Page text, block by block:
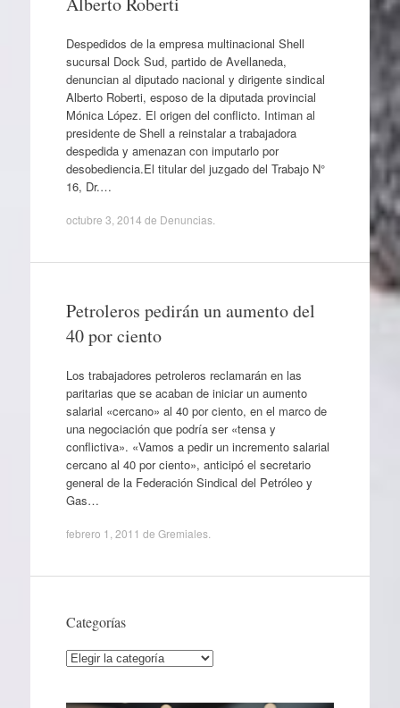
Despedidos de la empresa multinacional Shell
sucursal Dock Sud, partido de Avellaneda,
denuncian al diputado nacional y dirigente sindical
Alberto Roberti, esposo de la diputada provincial
Mónica López. El origen del conflicto. Intiman al
presidente de Shell a reinstalar a trabajadora
despedida y amenazan con imputarlo por
desobediencia.El titular del juzgado del Trabajo N°
16, Dr.…
octubre 3, 2014 de Denuncias.
Petroleros pedirán un aumento del
40 por ciento
Los trabajadores petroleros reclamarán en las
paritarias que se acaban de iniciar un aumento
salarial «cercano» al 40 por ciento, en el marco de
una negociación que podría ser «tensa y
conflictiva». «Vamos a pedir un incremento salarial
cercano al 40 por ciento», anticipó el secretario
general de la Federación Sindical del Petróleo y
Gas…
febrero 1, 2011 de Gremiales.
Categorías
Categorías